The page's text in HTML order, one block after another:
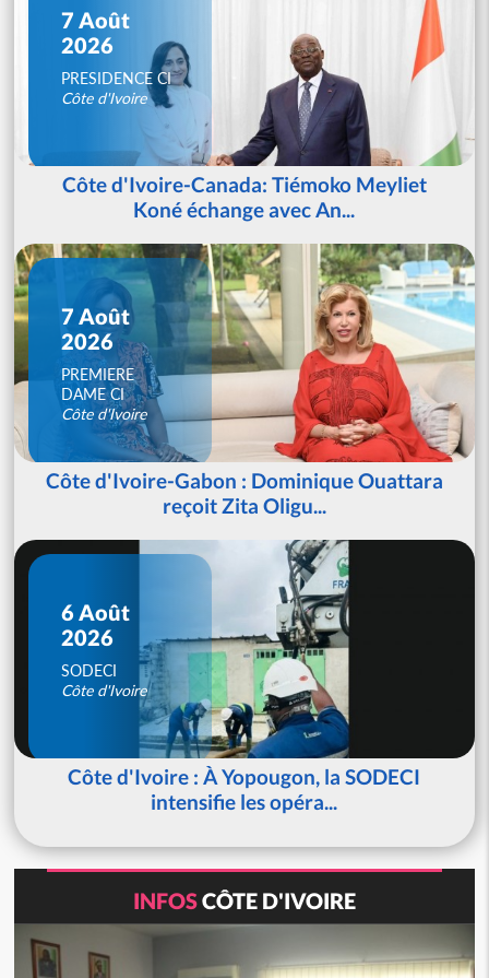
7 Août
2026
PRESIDENCE CI
Côte d'Ivoire
Côte d'Ivoire-Canada: Tiémoko Meyliet
Koné échange avec An...
7 Août
2026
PREMIERE
DAME CI
Côte d'Ivoire
Côte d'Ivoire-Gabon : Dominique Ouattara
reçoit Zita Oligu...
6 Août
2026
SODECI
Côte d'Ivoire
Côte d'Ivoire : À Yopougon, la SODECI
intensifie les opéra...
INFOSCÔTE D'IVOIRE